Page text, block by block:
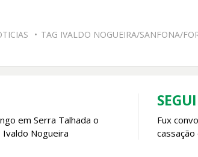
b
o
s
A
er l
TAG IVALDO NOGUEIRA/SANFONA/
em Serra Talhada o
Nogueira
Fux